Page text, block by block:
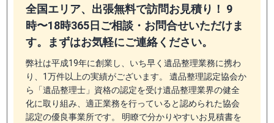
全国エリア、出張無料で訪問お見積り！ 9
時〜18時365日ご相談・お問合せいただけま
す。まずはお気軽にご連絡ください。
弊社は平成19年に創業し、いち早く遺品整理業務に携わ
り、1万件以上の実績がございます。 遺品整理認定協会か
ら「遺品整理士」資格の認定を受け遺品整理業界の健全
化に取り組み、適正業務を行っていると認められた協会
認定の優良事業所です。 明瞭で分かりやすいお見積書を